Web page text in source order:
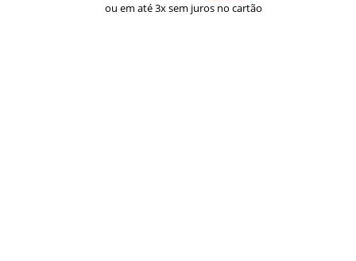
ou em até 3x sem juros no cartão